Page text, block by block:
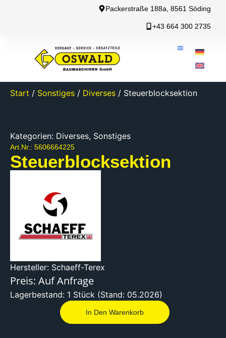
+43 664 300 2735
Packerstraße 188a, 8561 Söding
Start / Sonstiges / Diverses / Steuerblocksektion
Kategorien: Diverses, Sonstiges
Art.Nr.: 5606664225
Steuerblocksektion
Hersteller: Schaeff-Terex
Preis: Auf Anfrage
Lagerbestand: 1 Stück (Stand: 05.2026)
In Den Warenkorb